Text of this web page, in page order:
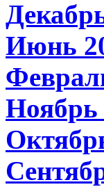
Июнь
Ноябрь